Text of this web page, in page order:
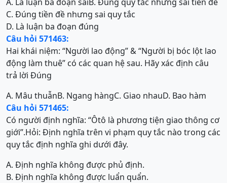
C. Đúng tiền đề nhưng sai quy tắc
D. Là luận ba đoạn đúng
Câu hỏi 571463:
Hai khái niệm: “Người lao động” & “Người bị bóc lột lao
động làm thuê” có các quan hệ sau. Hãy xác định câu
trả lời Đúng
A. Mâu thuẫnB. Ngang hàngC. Giao nhauD. Bao hàm
Câu hỏi 571465:
Có người định nghĩa: “Ôtô là phương tiện giao thông cơ
giới”.Hỏi: Định nghĩa trên vi phạm quy tắc nào trong các
quy tắc định nghĩa ghi dưới đây.
A. Định nghĩa không được phủ định.
B. Định nghĩa không được luẩn quẩn.